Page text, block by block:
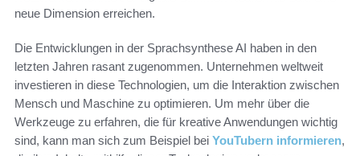
neue Dimension erreichen.
Die Entwicklungen in der Sprachsynthese AI haben in den
letzten Jahren rasant zugenommen. Unternehmen weltweit
investieren in diese Technologien, um die Interaktion zwischen
Mensch und Maschine zu optimieren. Um mehr über die
Werkzeuge zu erfahren, die für kreative Anwendungen wichtig
sind, kann man sich zum Beispiel bei YouTubern informieren,